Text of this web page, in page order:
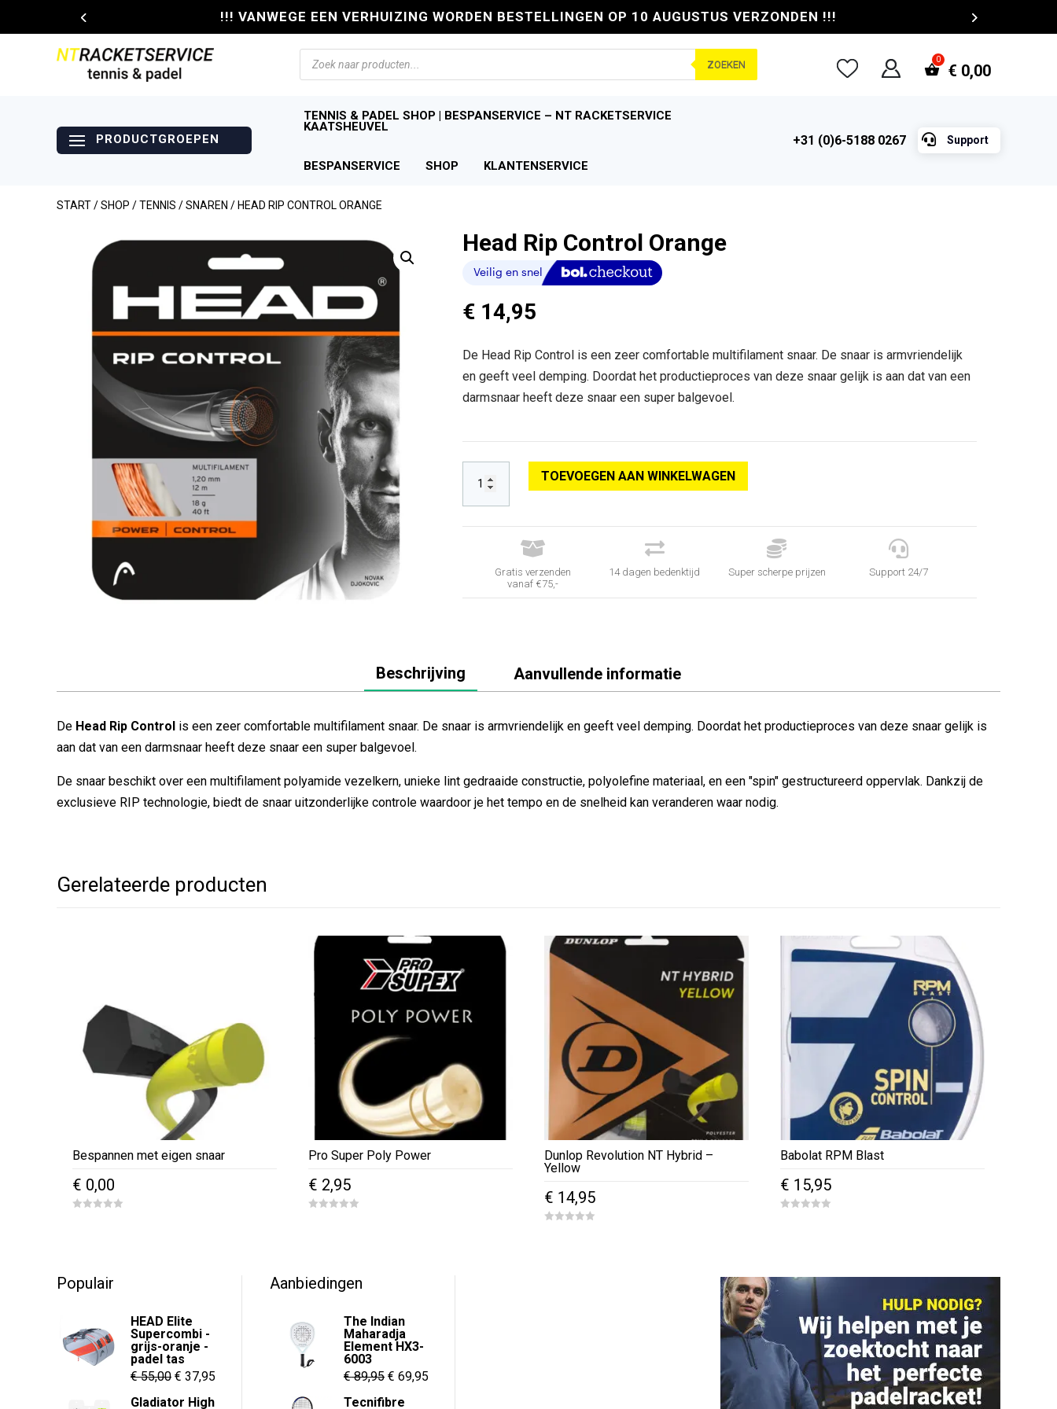
!!! VANWEGE EEN VERHUIZING WORDEN BESTELLINGEN OP 10 AUGUSTUS VERZONDEN !!!
Producten
zoeken
ZOEKEN € 0,00
TENNIS & PADEL SHOP | BESPANSERVICE – NT RACKETSERVICE
KAATSHEUVEL
BESPANSERVICE SHOP KLANTENSERVICE
+31 (0)6-5188 0267  Support
START/SHOP /TENNIS /SNAREN / HEAD RIP CONTROL ORANGE
Head Rip Control Orange
€ 14,95
De Head Rip Control is een zeer comfortable multifilament snaar. De snaar is armvriendelijk
en geeft veel demping. Doordat het productieproces van deze snaar gelijk is aan dat van een
darmsnaar heeft deze snaar een super balgevoel.
TOEVOEGEN AAN WINKELWAGEN

Gratis verzenden
vanaf €75,-

14 dagen bedenktijd

Super scherpe prijzen

Support 24/7
Beschrijving Aanvullende informatie
De Head Rip Control is een zeer comfortable multifilament snaar. De snaar is armvriendelijk en geeft veel demping. Doordat het productieproces van deze snaar gelijk is
aan dat van een darmsnaar heeft deze snaar een super balgevoel.
De snaar beschikt over een multifilament polyamide vezelkern, unieke lint gedraaide constructie, polyolefine materiaal, en een "spin" gestructureerd oppervlak. Dankzij de
exclusieve RIP technologie, biedt de snaar uitzonderlijke controle waardoor je het tempo en de snelheid kan veranderen waar nodig.
Gerelateerde producten
Bespannen met eigen snaar
€ 0,00
Pro Super Poly Power
€ 2,95
Dunlop Revolution NT Hybrid –
Yellow
€ 14,95
Babolat RPM Blast
€ 15,95
Populair
HEAD Elite
Supercombi -
grijs-oranje -
padel tas
€55,00 Oorspronkelijke
prijs
€ 37,95
Gladiator High
Aanbiedingen
The Indian
Maharadja
Element HX3-
6003
€89,95 Oorspronkelijke
prijs
€ 69,95
Tecnifibre